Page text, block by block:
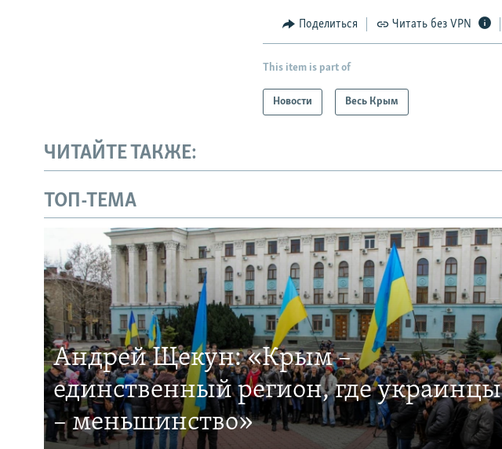
Поделиться Читать без VPN
This item is part of
Новости Весь Крым
ЧИТАЙТЕ ТАКЖЕ:
ТОП-ТЕМА
Андрей Щекун: «Крым –
единственный регион, где украинцы
– меньшинство»